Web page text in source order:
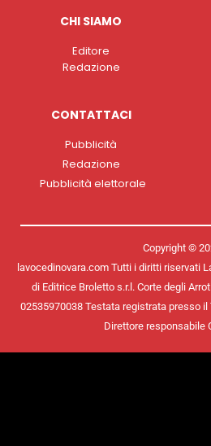
CHI SIAMO
Editore
Redazione
CONTATTACI
Pubblicità
Redazione
Pubblicità elettorale
Copyright ©
lavocedinovara.com Tutti i diritti riservati
di Editrice Broletto s.r.l. Corte degli
02535970038 Testata registrata presso
Direttore responsabile